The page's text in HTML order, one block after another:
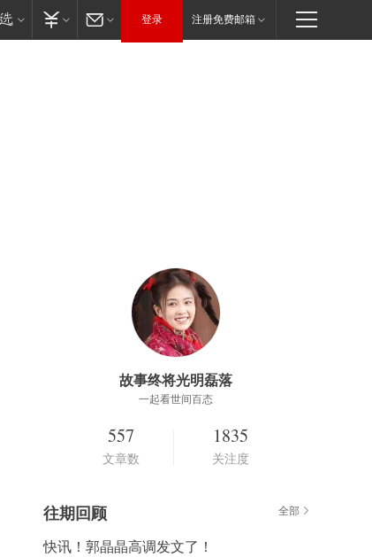
登录 注册免费邮箱
故事终将光明磊落
一起看世间百态
557
文章数
1835
关注度
往期回顾 全部
快讯！郭晶晶高调发文了！